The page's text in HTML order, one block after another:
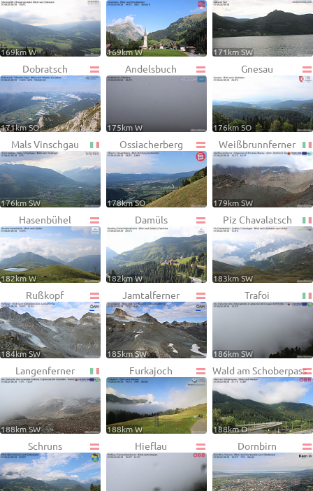
169km W 169km W 171km SW
Dobratsch
171km SO
Andelsbuch
175km W
Gnesau
176km SO
Mals Vinschgau
176km SW
Ossiacherberg
178km SO
Weißbrunnferner
179km SW
Hasenbühel
182km W
Damüls
182km W
Piz Chavalatsch
183km SW
Rußkopf
184km SW
Jamtalferner
185km SW
Trafoi
186km SW
Langenferner
188km SW
Furkajoch
188km W
Wald am Schoberpass
188km O
Schruns Hieflau Dornbirn